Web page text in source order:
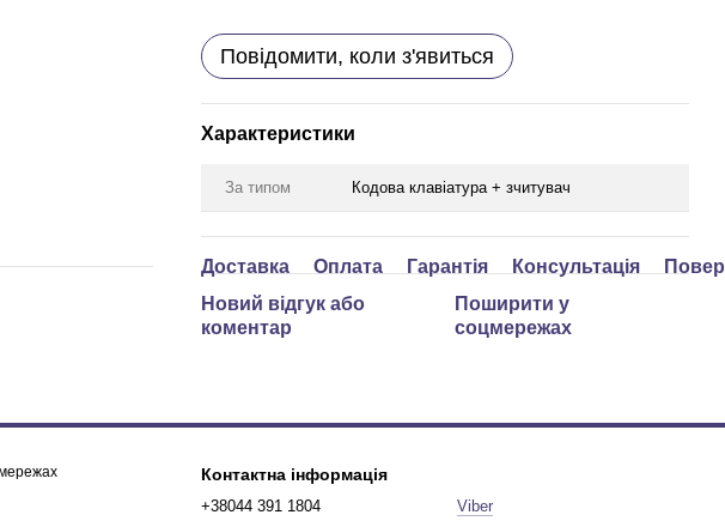
Повідомити, коли з'явиться
Характеристики
За типом Кодова клавіатура + зчитувач
Доставка Оплата Гарантія Консультація
Новий відгук або
коментар
Поширити у
соцмережах
Контактна інформація
+38044 391 1804 Viber